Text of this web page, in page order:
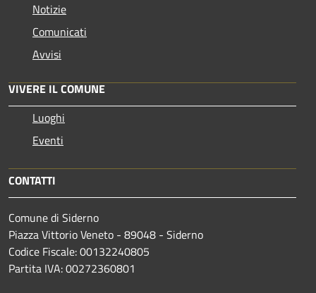
Notizie
Comunicati
Avvisi
VIVERE IL COMUNE
Luoghi
Eventi
CONTATTI
Comune di Siderno
Piazza Vittorio Veneto - 89048 - Siderno
Codice Fiscale: 00132240805
Partita IVA: 00272360801